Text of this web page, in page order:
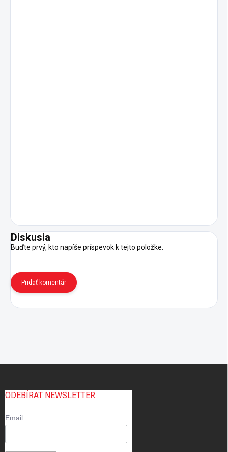
Diskusia
Buďte prvý, kto napíše príspevok k tejto položke.
Pridať komentár
ODEBÍRAT NEWSLETTER
Email